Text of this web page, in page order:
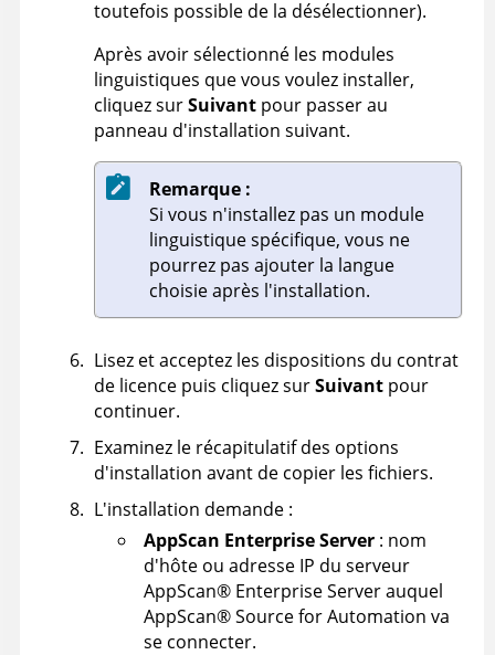
toutefois possible de la désélectionner).
Après avoir sélectionné les modules
linguistiques que vous voulez installer,
cliquez surSuivant pour passer au
panneau d'installation suivant.
Remarque :
Si vous n'installez pas un module
linguistique spécifique, vous ne
pourrez pas ajouter la langue
choisie après l'installation.
Lisez et acceptez les dispositions du contrat
de licence puis cliquez surSuivant pour
continuer.
Examinez le récapitulatif des options
d'installation avant de copier les fichiers.
L'installation demande :
AppScan Enterprise Server : nom
d'hôte ou adresse IP du serveur
AppScan® Enterprise Serverauquel
AppScan®Source for Automation va
se connecter.